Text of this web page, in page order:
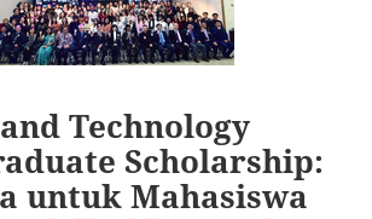
Technology
Scholarship:
untuk Mahasiswa